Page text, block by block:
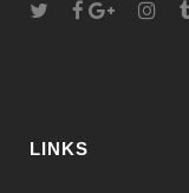
LINKS